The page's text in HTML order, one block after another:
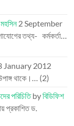
2 September
তথ্য- কর্মকর্তা…
January 2012
থাকে।… (2)
পরিচিতিbyবিডিফিশ
প্রকাশিত ড.